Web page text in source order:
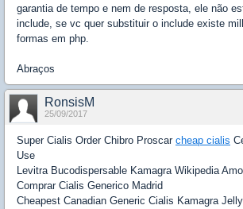
garantia de tempo e nem de resposta, ele não
include, se vc quer substituir o include existe
formas em php.
Abraços
RonsisM
25/09/2017
Super Cialis Order Chibro Proscar cheap cialis
Use
Levitra Bucodispersable Kamagra Wikipedia
Comprar Cialis Generico Madrid
Cheapest Canadian Generic Cialis Kamagra